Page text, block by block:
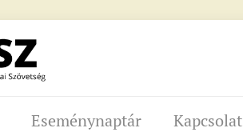
Eseménynaptár Kapcsolat